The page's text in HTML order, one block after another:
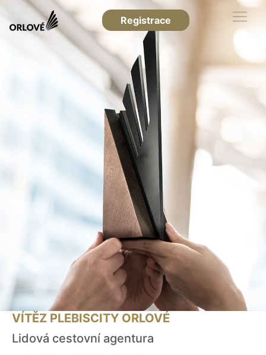
Registrace
VÍTĚZ PLEBISCITY ORLOVÉ
Lidová cestovní agentura